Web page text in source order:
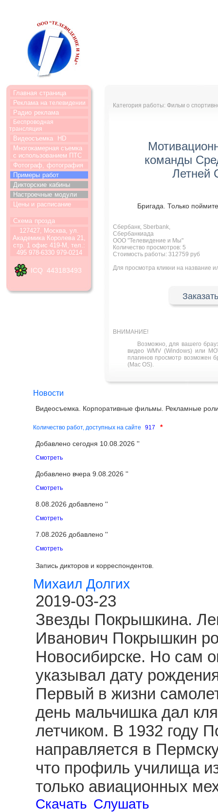
Главная страница
Реклама на телевидении
Радио реклама
Беспроводная
трансляция
Видеосъемка
HD
Многокамерная съемка
с использованием ПТС
Фотограф, фотография
Примеры работ
Дикторские кабины
Настроечные модули
Цены и расписание
Схема прозда
127427, Москва, ул.
Академика Королева 21,
стр. 1 офис 419-М, тел.:
495 978-6330 979-0214
ICQ 443183493
Категория работы: Фильм о
команды
Летней
Бригада. Только
Сбербанк, Sberbank,
Сбербанкиада
ООО "Телевидение и Мы"
Количество просмотров: 5
Стоимость работы: 312759 руб
Для просмотра кликни на название
ВНИМАНИЕ!
Возможно, для вашего
видео WMV (Windows) или
плагинов просмотр возможен
(Mac OS).
Новости
Видеосъемка. Корпоративные фильмы. Рекламные
Количество работ, доступных на сайте 917 *
Добавлено сегодня 10.08.2026 ''
Смотреть
Добавлено вчера 9.08.2026 ''
Смотреть
8.08.2026 добавлено ''
Смотреть
7.08.2026 добавлено ''
Смотреть
Запись дикторов и корреспондентов.
Михаил Долгих
2019-03-23
Звезды Покрышкина.
Иванович Покрышкин
Новосибирске. Но сам
указывал дату
Первый в жизни
день мальчишка дал
летчиком. В 1932 году
направляется в
что профиль училища
только авиационных
Скачать Слушать